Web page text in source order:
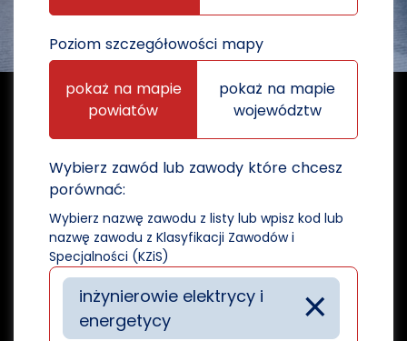
Poziom szczegółowości mapy
pokaż na mapie
powiatów
pokaż na mapie
województw
Wybierz zawód lub zawody które chcesz
porównać:
Wybierz nazwę zawodu z listy lub wpisz kod lub
nazwę zawodu z Klasyfikacji Zawodów i
Specjalności (KZiS)
×
inżynierowie elektrycy i
energetycy